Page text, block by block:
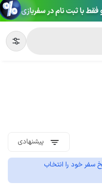
پیشنهادی
سفر خود را انتخاب